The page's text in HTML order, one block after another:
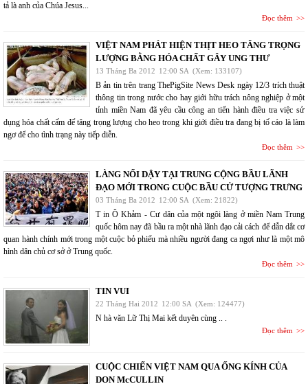
tả là anh của Chúa Jesus...
Đọc thêm
VIỆT NAM PHÁT HIỆN THỊT HEO TĂNG TRỌNG
LƯỢNG BẰNG HÓA CHẤT GÂY UNG THƯ
13 Tháng Ba 2012 12:00 SA (Xem: 133107)
B ản tin trên trang ThePigSite News Desk ngày 12/3 trích thuật
thông tin trong nước cho hay giới hữu trách nông nghiệp ở một
tỉnh miền Nam đã yêu cầu công an tiến hành điều tra việc sử
dụng hóa chất cấm để tăng trọng lượng cho heo trong khi giới điều tra đang bị tố cáo là làm
ngơ để cho tình trạng này tiếp diễn.
Đọc thêm
LÀNG NỔI DẬY TẠI TRUNG CỘNG BẦU LÃNH
ĐẠO MỚI TRONG CUỘC BẦU CỬ TƯỢNG TRƯNG
03 Tháng Ba 2012 12:00 SA (Xem: 21822)
T in Ô Khảm - Cư dân của một ngôi làng ở miền Nam Trung
quốc hôm nay đã bầu ra một nhà lãnh đạo cải cách để dẫn dắt cơ
quan hành chính mới trong một cuộc bỏ phiếu mà nhiều người đang ca ngợi như là một mô
hình dân chủ cơ sở ở Trung quốc.
Đọc thêm
TIN VUI
22 Tháng Hai 2012 12:00 SA (Xem: 124477)
N hà văn Lữ Thị Mai kết duyên cùng .. .
Đọc thêm
CUỘC CHIẾN VIỆT NAM QUA ỐNG KÍNH CỦA
DON McCULLIN